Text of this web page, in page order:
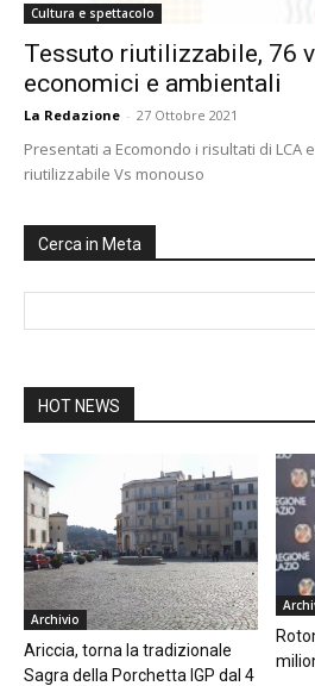
Cultura e spettacolo
Tessuto riutilizzabile, 76
economici e ambientali
La Redazione - 27 Ottobre 2021
Presentati a Ecomondo i risultati di LCA
riutilizzabile Vs monouso
Cerca in Meta
HOT NEWS
Archivio
Ariccia, torna la tradizionale
Sagra della Porchetta IGP dal 4